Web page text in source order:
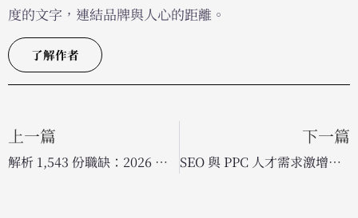
度的文字，連結品牌與人心的距離。
了解作者
上一篇
解析 1,543 份職缺：2026 年 SEO 人員必備的 AI 與 GEO 轉型關鍵技能
下一篇
SEO 與 PPC 人才需求激增：掌握搜尋行銷最新職缺與招募趨勢